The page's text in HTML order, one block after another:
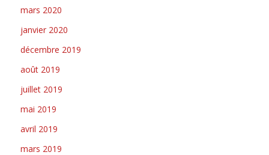
mars 2020
janvier 2020
décembre 2019
août 2019
juillet 2019
mai 2019
avril 2019
mars 2019